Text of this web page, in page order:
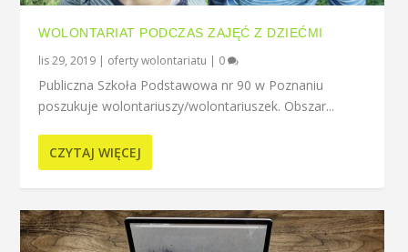
WOLONTARIAT PODCZAS ZAJĘĆ Z DZIEĆMI
lis 29, 2019 | oferty wolontariatu | 0
Publiczna Szkoła Podstawowa nr 90 w Poznaniu
poszukuje wolontariuszy/wolontariuszek. Obszar...
CZYTAJ WIĘCEJ